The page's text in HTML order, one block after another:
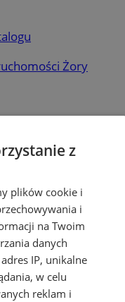
Żory
z
plików cookie i
i
na Twoim
danych
IP, unikalne
w celu
reklam i